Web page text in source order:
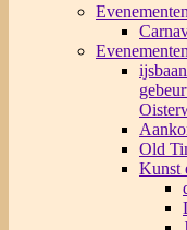
Old
Kunst